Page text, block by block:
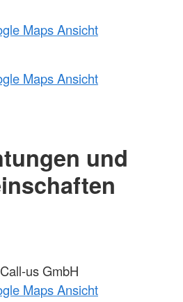
Maps Ansicht
Maps Ansicht
und
us GmbH
Maps Ansicht